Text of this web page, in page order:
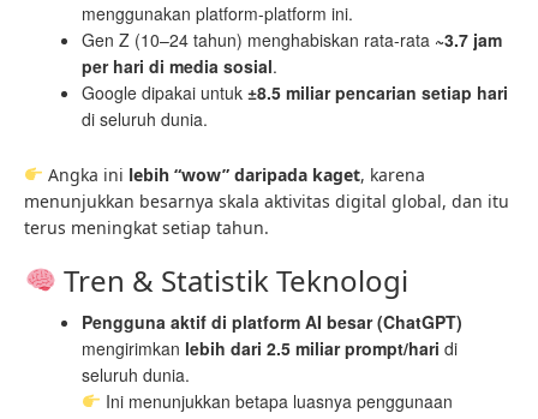
menggunakan platform-platform ini.
Gen Z (10–24 tahun) menghabiskan rata-rata ~3.7 jam
per hari di media sosial.
Google dipakai untuk ±8.5 miliar pencarian setiap hari
di seluruh dunia.
Angka ini lebih “wow” daripada kaget, karena
menunjukkan besarnya skala aktivitas digital global, dan itu
terus meningkat setiap tahun.
Tren & Statistik Teknologi
Pengguna aktif di platform AI besar (ChatGPT)
mengirimkan lebih dari 2.5 miliar prompt/hari di
seluruh dunia.
Ini menunjukkan betapa luasnya penggunaan